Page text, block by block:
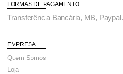
FORMAS DE PAGAMENTO
Transferência Bancária, MB, Paypal.
EMPRESA
Quem Somos
Loja